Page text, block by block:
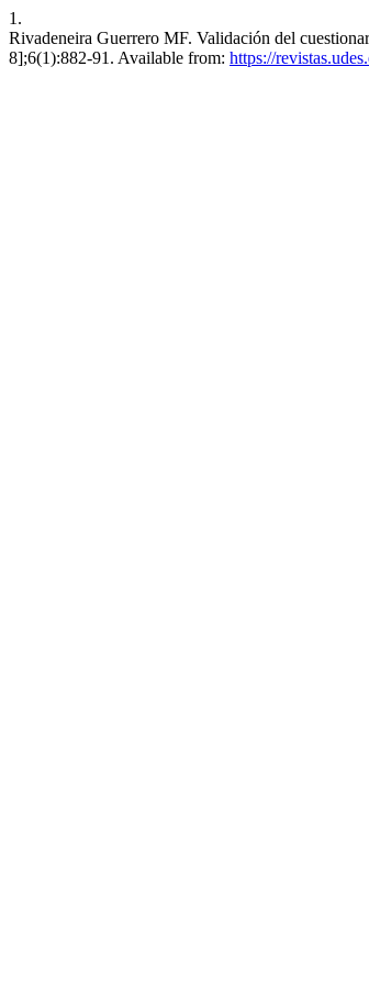
1.
Rivadeneira Guerrero MF. Validación del
8];6(1):882-91. Available from: https://